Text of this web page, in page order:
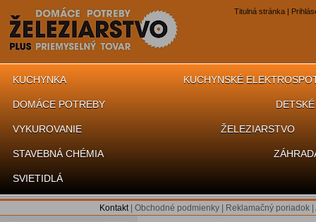
Titulná stránka |
KUCHYNKA KUCHYNSKÉ
DOMÁCE POTREBY
VYKUROVANIE ŽELEZIARSTVO
STAVEBNÁ CHÉMIA
SVIETIDLÁ
Kontakt| Obchodné podmienky Reklamačný poriadok